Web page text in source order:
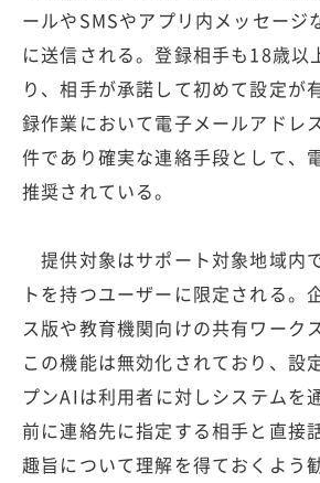
ールやSMSやアプリ内メッセージ
に送信される。登録相手も18歳以
り、相手が承諾して初めて設定が
録作業において電子メールアドレ
件であり確実な連絡手段として、
推奨されている。
提供対象はサポート対象地域内
トを持つユーザーに限定される。
ス版や教育機関向けの共有ワーク
この機能は無効化されており、設
プンAIは利用者に対しシステムを
前に連絡先に指定する相手と直接
趣旨について理解を得ておくよう